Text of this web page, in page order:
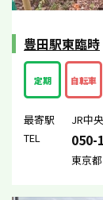
豊田駅東臨時
定期 自転車
最寄駅
JR中
TEL
050-
東京